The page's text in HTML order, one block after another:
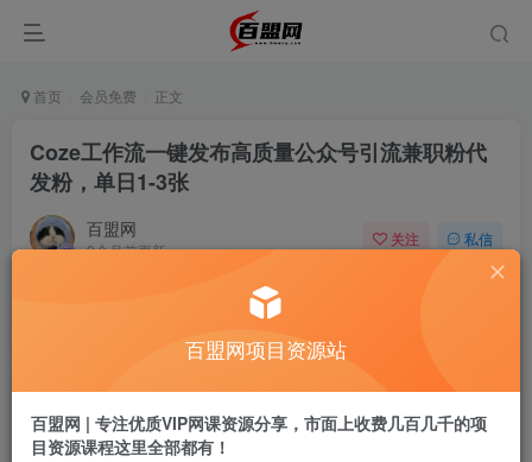
首页 会员免费 正文
Coze工作流一键发布高质量公众号引流兼职粉代
发粉，单日1-3张
百盟网
9个月前更新
关注 私信
盟币9.9
百盟网项目资源站
百盟网 | 专注优质VIP网课资源分享，市面上收费几百几千的项
目资源课程这里全部都有！